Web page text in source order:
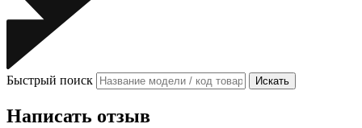
Быстрый поиск Искать
Написать отзыв